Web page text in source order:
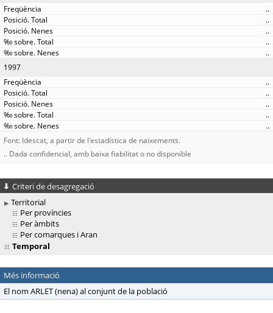
..
..
..
..
..
1997
..
..
..
..
..
Font: Idescat, a partir de l'estadística de naixements.
.. Dada confidencial, amb baixa fiabilitat o no disponible
Criteri de desagregació
Territorial
Per províncies
Per àmbits
Per comarques i Aran
Temporal
Més informació
El nom ARLET (nena) al conjunt de la població